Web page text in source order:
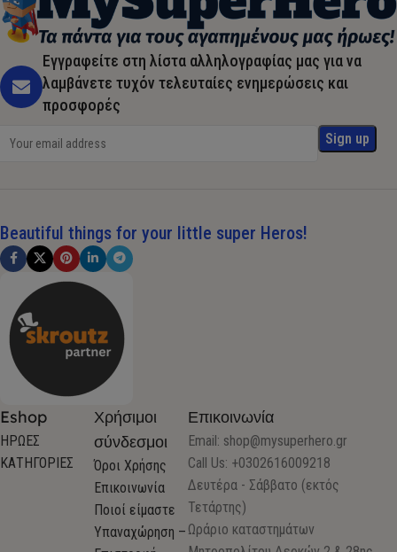
Εγγραφείτε στη λίστα αλληλογραφίας μας για να
λαμβάνετε τυχόν τελευταίες ενημερώσεις και
προσφορές
Beautiful things for your little super Heros!
Eshop
ΗΡΩΕΣ
ΚΑΤΗΓΟΡΙΕΣ
Χρήσιμοι
σύνδεσμοι
Όροι Χρήσης
Επικοινωνία
Ποιοί είμαστε
Υπαναχώρηση –
Επικοινωνία
Email: shop@mysuperhero.gr
Call Us: +0302616009218
Δευτέρα - Σάββατο (εκτός
Τετάρτης)
Ωράριο καταστημάτων